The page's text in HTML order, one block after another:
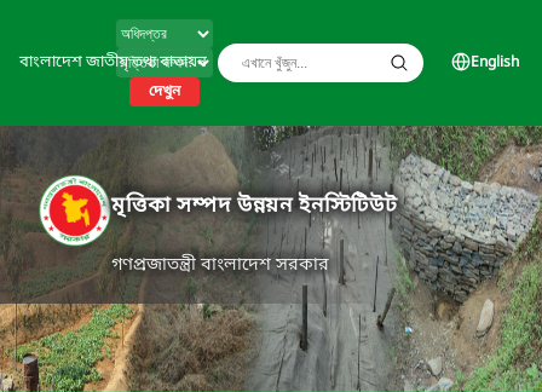
বাংলাদেশ জাতীয় তথ্য বাতায়ন
দেখুন
English
মৃত্তিকা সম্পদ উন্নয়ন ইনস্টিটিউট
গণপ্রজাতন্ত্রী বাংলাদেশ সরকার